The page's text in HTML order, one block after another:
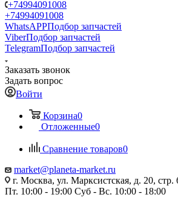
+74994091008
+74994091008
WhatsAPPПодбор запчастей
ViberПодбор запчастей
TelegramПодбор запчастей
Заказать звонок
Задать вопрос
Войти
Корзина0
Отложенные0
Сравнение товаров0
market@planeta-market.ru
г. Москва, ул. Марксистская, д. 20,
Пт. 10:00 - 19:00 Суб - Вс. 10:00 - 18:00